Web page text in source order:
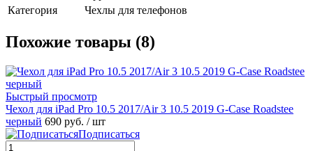
Категория
Чехлы для телефонов
Похожие товары (8)
Быстрый просмотр
Чехол для iPad Pro 10.5 2017/Air 3 10.5 2019 G-Case Roadstee
черный 690 руб. / шт
Подписаться